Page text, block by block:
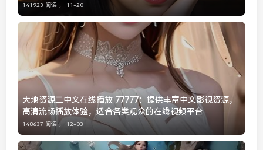
141923 阅读 ， 11-20
大地资源二中文在线播放 77777：提供丰富中文影视资源，
高清流畅播放体验，适合各类观众的在线视频平台
148637 阅读 ， 12-03